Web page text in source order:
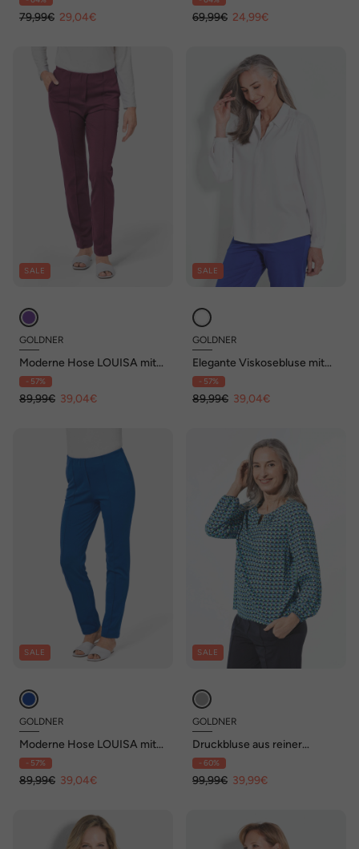
79,99€ 29,04€ 69,99€ 24,99€
SALE
GOLDNER
Moderne Hose LOUISA mit
streckenden Biesen
- 57%
89,99€ 39,04€
SALE
GOLDNER
Elegante Viskosebluse mit
Hemdkragen
- 57%
89,99€ 39,04€
SALE
GOLDNER
Moderne Hose LOUISA mit
streckenden Biesen
- 57%
89,99€ 39,04€
SALE
GOLDNER
Druckbluse aus reiner
Viskose
- 60%
99,99€ 39,99€